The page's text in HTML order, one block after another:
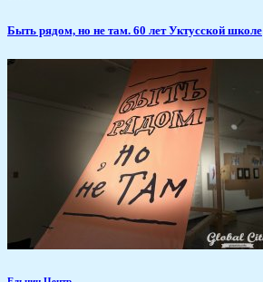
Быть рядом, но не там. 60 лет Уктусской школе